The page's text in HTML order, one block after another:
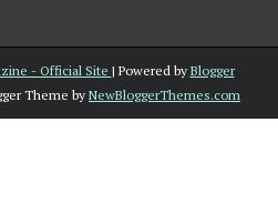
- Official Site | Powered by Blogger
Theme by NewBloggerThemes.com